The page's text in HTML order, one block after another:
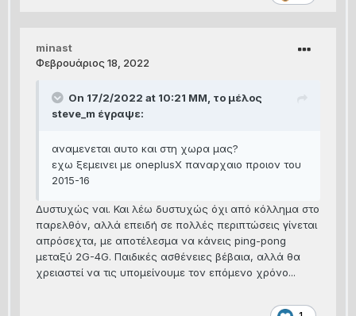
minast
Φεβρουάριος 18, 2022
On 17/2/2022 at 10:21 ΜΜ, το μέλος
steve_m έγραψε:
αναμενεται αυτο και στη χωρα μας?
εχω ξεμεινει με oneplusX παναρχαιο προιον του
2015-16
Δυστυχώς ναι. Και λέω δυστυχώς όχι από κόλλημα στο
παρελθόν, αλλά επειδή σε πολλές περιπτώσεις γίνεται
απρόσεχτα, με αποτέλεσμα να κάνεις ping-pong
μεταξύ 2G-4G. Παιδικές ασθένειες βέβαια, αλλά θα
χρειαστεί να τις υπομείνουμε τον επόμενο χρόνο...